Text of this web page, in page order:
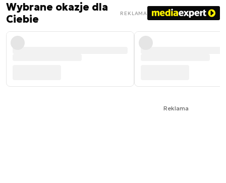
Wybrane okazje dla
Ciebie
REKLAMA
Reklama